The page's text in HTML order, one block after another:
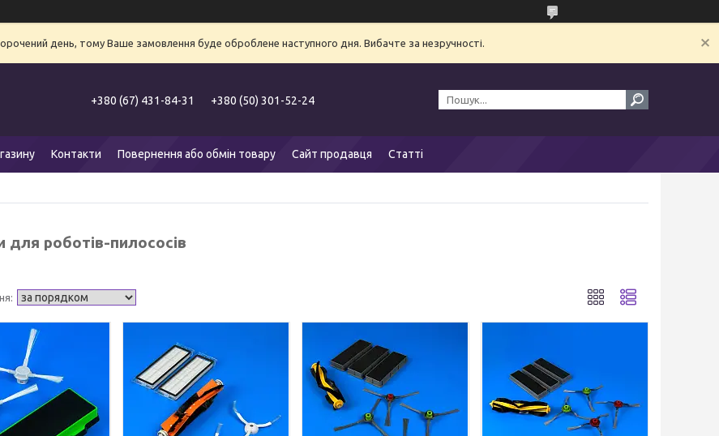
день, тому Ваше замовлення буде оброблене наступного дня. Вибачте за незручності.
+380 (67) 431-84-31 +380 (50) 301-52-24
Контакти Повернення або обмін товару Сайт продавця Статті
для роботів-пилососів